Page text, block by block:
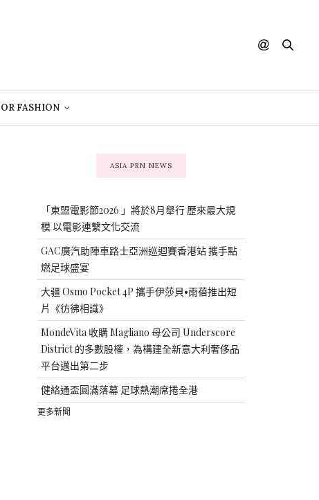
FASHION
ASIA PRN NEWS
「東盟電影節2026 」將於8月舉行 歷來最大規
模 以電影連繫文化交流
GAC廣汽助陣車路士亞洲巡迴賽香港站 攜手點
燃足球盛宴
大疆 Osmo Pocket 4P 攜手伊莎貝•雨蓓推出短
片《彷彿相識》
MondeVita 收購 Magliano 母公司 Underscore
District 的多數股權，為構建全新意大利奢侈品
平台邁出第二步
健絡通盃圓滿落幕 足球熱潮席捲全港
更多新聞